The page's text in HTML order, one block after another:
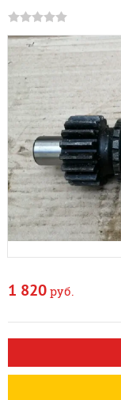
1 820 руб.